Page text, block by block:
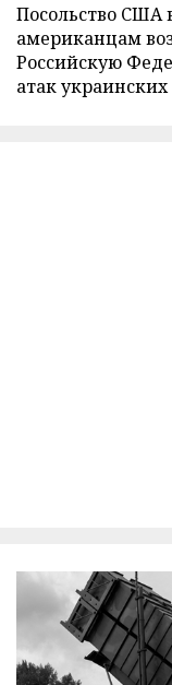
Посольство США
американцам
Российскую
атак